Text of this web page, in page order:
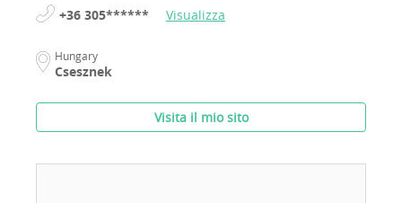
+36 305****** Visualizza
Hungary
Csesznek
Visita il mio sito